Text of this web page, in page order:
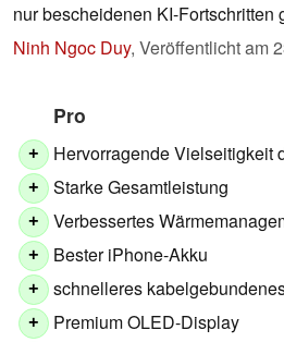
nur bescheidenen KI-Fortschritten
Ninh Ngoc Duy, Veröffentlicht am
Pro
+ Hervorragende Vielseitigkeit
+ Starke Gesamtleistung
+ Verbessertes
+ Bester iPhone-Akku
+ schnelleres
+ Premium OLED-Display